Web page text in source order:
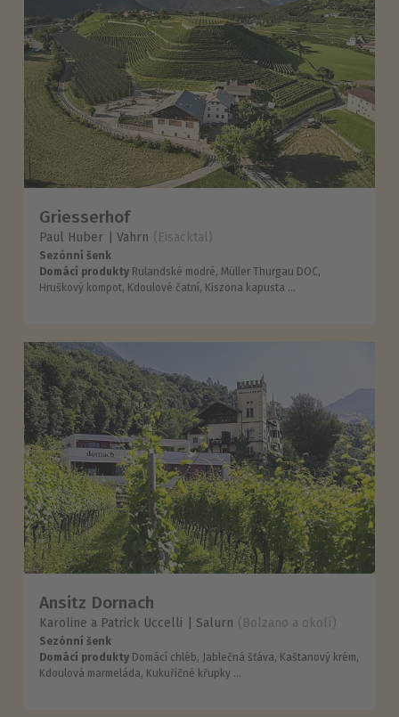
Griesserhof
Paul Huber Vahrn (Eisacktal)
Sezónní šenk
Domácí produkty Rulandské modré, Müller Thurgau DOC,
Hruškový kompot, Kdoulové čatní, Kiszona kapusta ...
Ansitz Dornach
Karoline a Patrick Uccelli Salurn (Bolzano a okolí)
Sezónní šenk
Domácí produkty Domácí chléb, Jablečná šťáva, Kaštanový krém,
Kdoulová marmeláda, Kukuřičné křupky ...